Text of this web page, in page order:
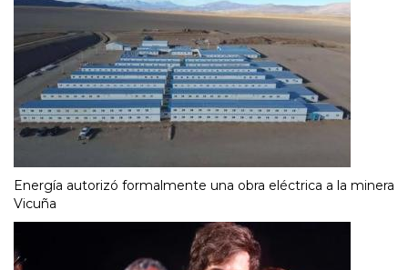
Energía autorizó formalmente una obra eléctrica a la minera
Vicuña